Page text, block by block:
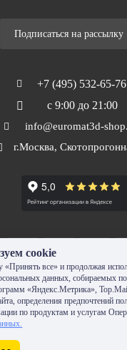
Подписаться на рассылку
+7 (495) 532-65-76
с 9:00 до 21:00
info@euromat3d-
г.Москва,
SHOP.RU. Все права
cookie
все» и продолжая
данных, собираемых
«Яндекс.Метрика»,
определения предпочтений
по продуктам и услугам